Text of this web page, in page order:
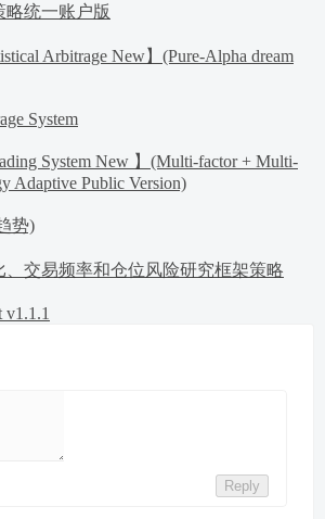
略统一账户版
Arbitrage New】(Pure-Alpha dream
System
System New 】(Multi-factor + Multi-
Adaptive Public Version)
势)
交易频率和仓位风险研究框架策略
Reply